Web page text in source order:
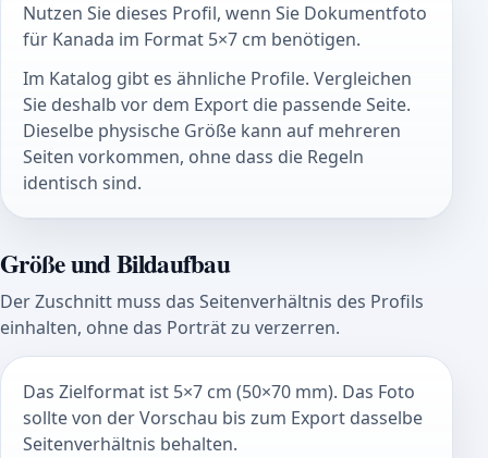
Nutzen Sie dieses Profil, wenn Sie Dokumentfoto
für Kanada im Format 5×7 cm benötigen.
Im Katalog gibt es ähnliche Profile. Vergleichen
Sie deshalb vor dem Export die passende Seite.
Dieselbe physische Größe kann auf mehreren
Seiten vorkommen, ohne dass die Regeln
identisch sind.
Größe und Bildaufbau
Der Zuschnitt muss das Seitenverhältnis des Profils
einhalten, ohne das Porträt zu verzerren.
Das Zielformat ist 5×7 cm (50×70 mm). Das Foto
sollte von der Vorschau bis zum Export dasselbe
Seitenverhältnis behalten.